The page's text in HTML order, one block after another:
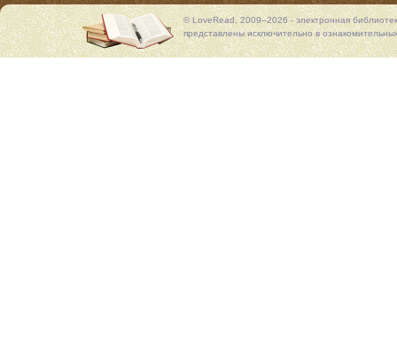
© LoveRead, 2009–2026 - электронная
представлены исключительно в